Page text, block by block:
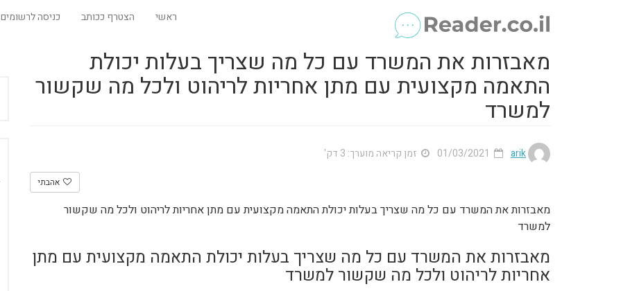
ראשי הצטרף ככותב כניסה לרשומים
מאבזרות את המשרד עם כל מה שצריך בעלות יכולת
התאמה מקצועית עם מתן אחריות לריהוט ולכל מה שקשור
למשרד
arik זמן קריאה מוערך: 3 דק'
אהבתי
מאבזרות את המשרד עם כל מה שצריך בעלות יכולת התאמה מקצועית עם מתן אחריות לריהוט ולכל מה שקשור
למשרד
מאבזרות את המשרד עם כל מה שצריך בעלות יכולת התאמה מקצועית עם מתן
אחריות לריהוט ולכל מה שקשור למשרד